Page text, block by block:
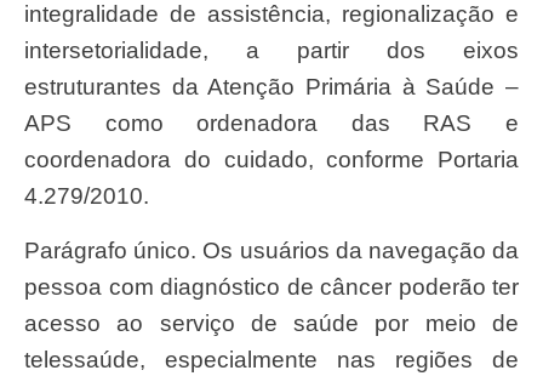
integralidade de assistência, regionalização e
intersetorialidade, a partir dos eixos
estruturantes da Atenção Primária à Saúde –
APS como ordenadora das RAS e
coordenadora do cuidado, conforme Portaria
4.279/2010.
Parágrafo único. Os usuários da navegação da
pessoa com diagnóstico de câncer poderão ter
acesso ao serviço de saúde por meio de
telessaúde, especialmente nas regiões de